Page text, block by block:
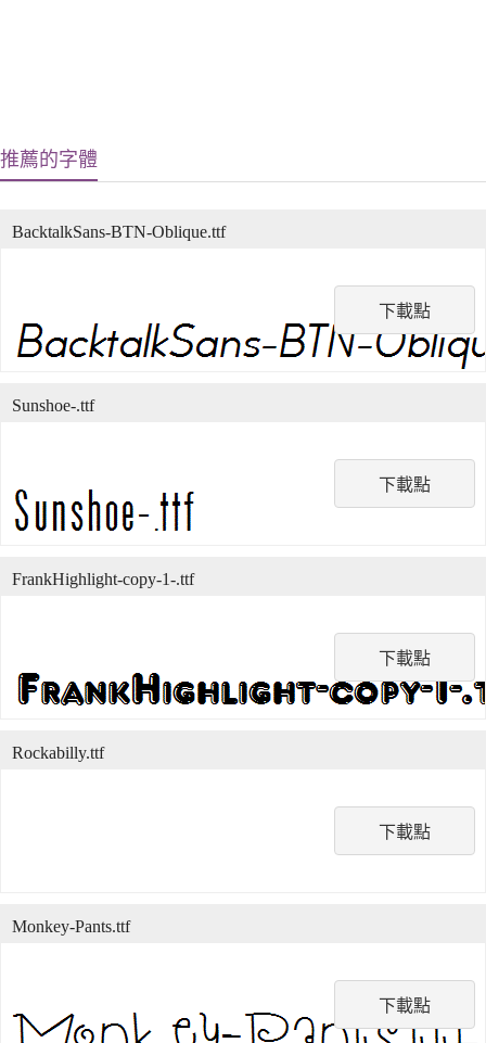
推薦的字體
下載點
BacktalkSans-BTN-Oblique.ttf
下載點
Sunshoe-.ttf
下載點
FrankHighlight-copy-1-.ttf
下載點
Rockabilly.ttf
下載點
Monkey-Pants.ttf